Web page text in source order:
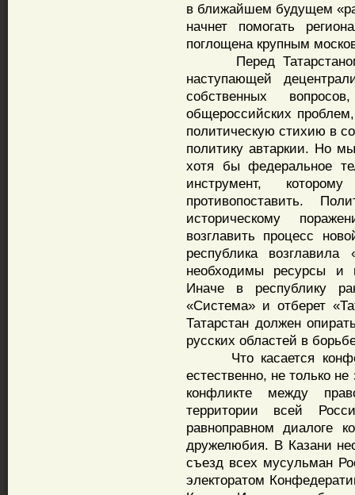
в ближайшем будущем
начнет помогать
поглощена крупным
Перед Татарстаном
наступающей
собственных
общероссийских
политическую стихию в
политику автаркии. Но
хотя бы федеральное
инструмент,
противопоставить.
историческому
возглавить процесс
республика
необходимы ресурсы и
Иначе в республику
«Система» и отберет
Татарстан должен
русских областей в
Что касается
естественно, не только
конфликте между
территории всей
равноправном диалоге
дружелюбия. В Казани
съезд всех мусульман
электоратом